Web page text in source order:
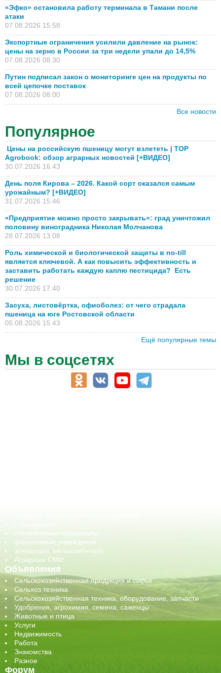
«Эфко» остановила работу терминала в Тамани после
атаки
07.08.2026 15:58
Экспортные ограничения усилили давление на рынок:
цены на зерно в России за три недели упали до 14,5%
07.08.2026 08:30
Путин подписал закон о мониторинге цен на продукты по
всей цепочке поставок
07.08.2026 08:00
Все новости
Популярное
Цены на российскую пшеницу могут взлететь | TOP
Agrobook: обзор аграрных новостей [+ВИДЕО]
30.07.2026 16:43
День поля Кирова – 2026. Какой сорт оказался самым
урожайным? [+ВИДЕО]
31.07.2026 15:46
«Предприятие можно просто закрывать»: град уничтожил
половину виноградника Николая Молчанова
28.07.2026 13:08
Роль химической и биологической защиты в no-till
является ключевой. А как повысить эффективность и
заставить работать каждую каплю пестицида? Есть
решение
30.07.2026 17:40
Засуха, листовёртка, офиоболез: от чего страдала
пшеница на юге Ростовской области
05.08.2026 15:43
Ещё популярные темы
Мы в соцсетях
строительные материалы
финансовые учреждения
элеваторы, мелькомбинаты
Аграрные СМИ
Объявления
Сельскохозяйственная продукция и сырье
Сельхоз техника
Сельскохозяйственная техника, оборудование, запчасти
Удобрения, агрохимия, семена, саженцы
Животные и птица
Услуги
Недвижимость
Работа
Знакомства
Разное
Форум